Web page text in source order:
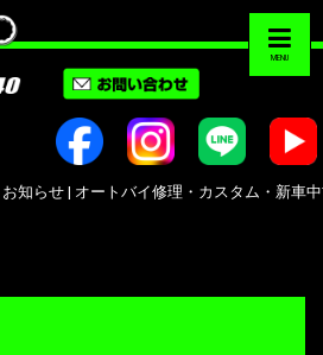
MENU
お知らせ | オートバイ修理・カスタム・新車中